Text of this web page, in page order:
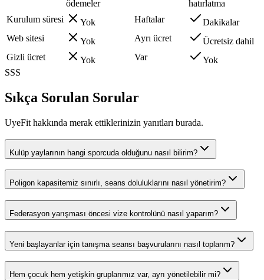
ödemeler
hatırlatma
Kurulum süresi
Yok Haftalar
Dakikalar
Web sitesi
Yok Ayrı ücret
Ücretsiz dahil
Gizli ücret
Yok Var
Yok
SSS
Sıkça Sorulan Sorular
UyeFit hakkında merak ettiklerinizin yanıtları burada.
Kulüp yaylarının hangi sporcuda olduğunu nasıl bilirim?
Poligon kapasitemiz sınırlı, seans doluluklarını nasıl yönetirim?
Federasyon yarışması öncesi vize kontrolünü nasıl yaparım?
Yeni başlayanlar için tanışma seansı başvurularını nasıl toplarım?
Hem çocuk hem yetişkin gruplarımız var, ayrı yönetilebilir mi?